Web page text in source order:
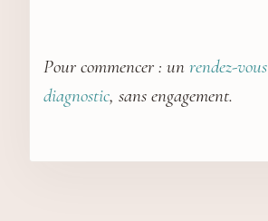
Pour commencer : un rendez-vous
diagnostic, sans engagement.